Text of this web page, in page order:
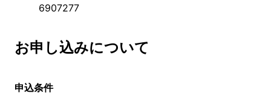
6907277
お申し込みについて
申込条件